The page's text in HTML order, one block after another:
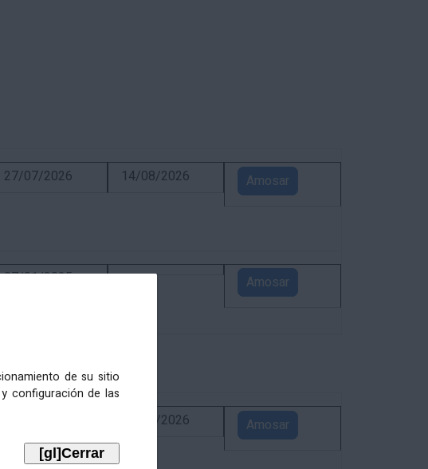
de su sitio
configuración de las
27/07/2026 14/08/2026 Amosar
07/01/2025 Amosar
02/09/2026 Amosar